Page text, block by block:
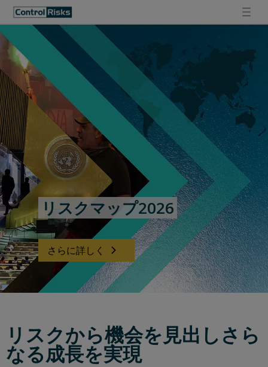
リスクマップ2026
さらに詳しく
リスクから機会を見出しさら
なる成長を実現